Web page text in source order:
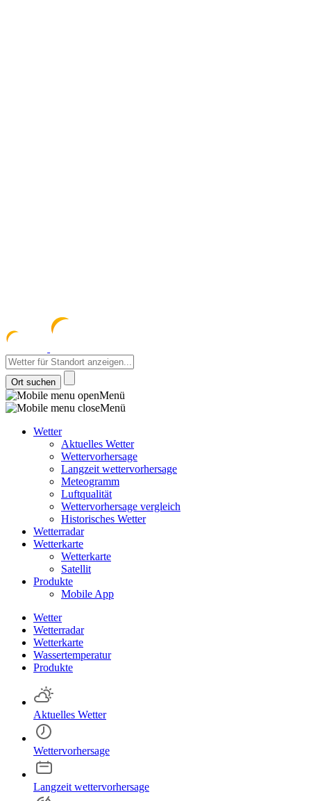
Menü
Menü
Wetter
Aktuelles Wetter
Wettervorhersage
Langzeit wettervorhersage
Meteogramm
Luftqualität
Wettervorhersage vergleich
Historisches Wetter
Wetterradar
Wetterkarte
Wetterkarte
Satellit
Produkte
Mobile App
Wetter
Wetterradar
Wetterkarte
Wassertemperatur
Produkte
Aktuelles Wetter
Wettervorhersage
Langzeit wettervorhersage